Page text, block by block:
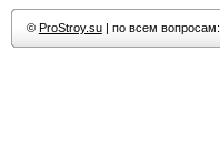
© ProStroy.su| по всем вопросам: